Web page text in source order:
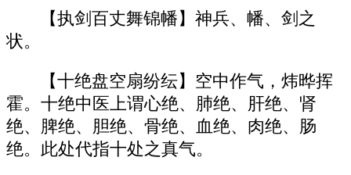
【执剑百丈舞锦幡】神兵、幡、剑之
状。
【十绝盘空扇纷纭】空中作气，炜晔挥
霍。十绝中医上谓心绝、肺绝、肝绝、肾
绝、脾绝、胆绝、骨绝、血绝、肉绝、肠
绝。此处代指十处之真气。